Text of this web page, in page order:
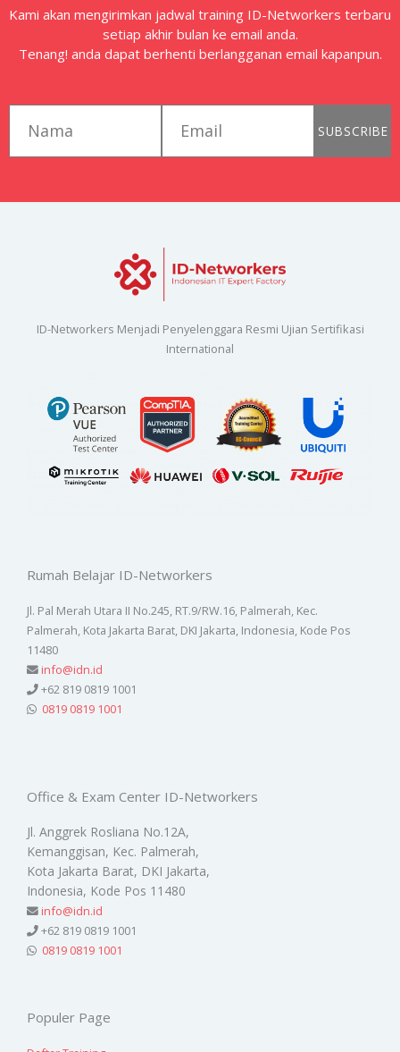
Kami akan mengirimkan jadwal training ID-Networkers terbaru
setiap akhir bulan ke email anda.
Tenang! anda dapat berhenti berlangganan email kapanpun.
SUBSCRIBE
ID-Networkers Menjadi Penyelenggara Resmi Ujian Sertifikasi
International
Rumah Belajar ID-Networkers
Jl. Pal Merah Utara II No.245, RT.9/RW.16, Palmerah, Kec.
Palmerah, Kota Jakarta Barat, DKI Jakarta, Indonesia, Kode Pos
11480
info@idn.id
+62 819 0819 1001
0819 0819 1001
Office & Exam Center ID-Networkers
Jl. Anggrek Rosliana No.12A,
Kemanggisan, Kec. Palmerah,
Kota Jakarta Barat, DKI Jakarta,
Indonesia, Kode Pos 11480
info@idn.id
+62 819 0819 1001
0819 0819 1001
Populer Page